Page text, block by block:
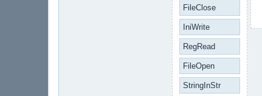
FileClose
IniWrite
RegRead
FileOpen
StringInStr